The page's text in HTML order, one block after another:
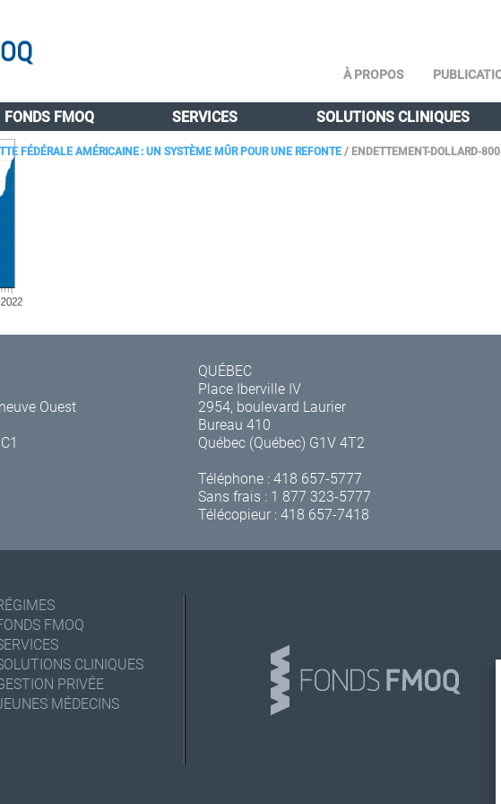
À PROPOS
FONDS FMOQ SERVICES SOLUTIONS CLINIQUES
FÉDÉRALE AMÉRICAINE : UN SYSTÈME MÛR POUR UNE REFONTE/ ENDETTEMENT-DOLLARD-800
Ouest
QUÉBEC
Place Iberville IV
2954, boulevard Laurier
Bureau 410
Québec (Québec) G1V 4T2
Téléphone :418 657-5777
Sans frais : 1 877 323-5777
Télécopieur : 418 657-7418
FMOQ
CLINIQUES
PRIVÉE
MÉDECINS